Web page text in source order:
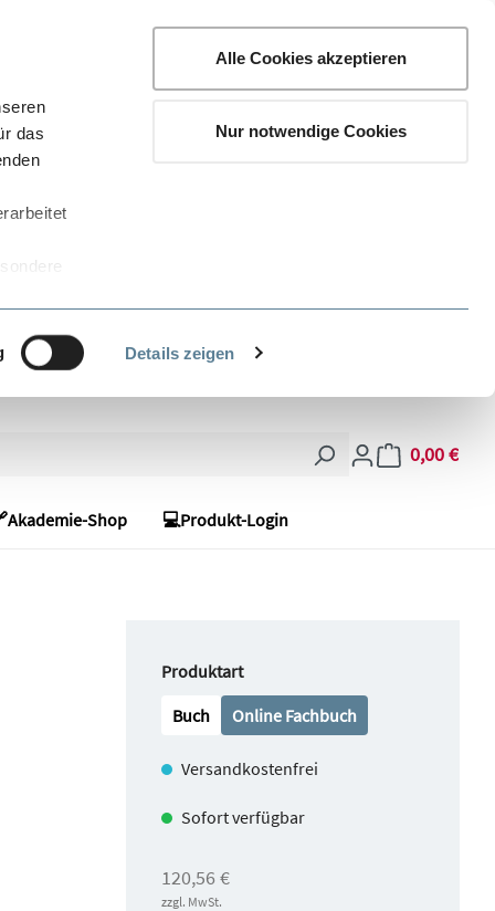
das
kann.
1 lit. a
Details zeigen
Alle Cookies akzeptieren
Nur notwendige Cookies
0,00 €
Warenkorb
Shop 💻Produkt-Login
Produktartauswählen
Buch Online Fachbuch
Versandkostenfrei
Sofort verfügbar
120,56 €
zzgl. MwSt.